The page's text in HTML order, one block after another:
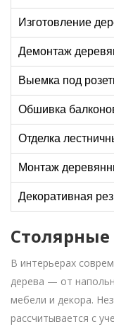
Изготовление
Демонтаж
Выемка под
Обшивка
Отделка
Монтаж
Декоративная
В интерьерах
дерева — от
мебели и декора.
рассчитывается с